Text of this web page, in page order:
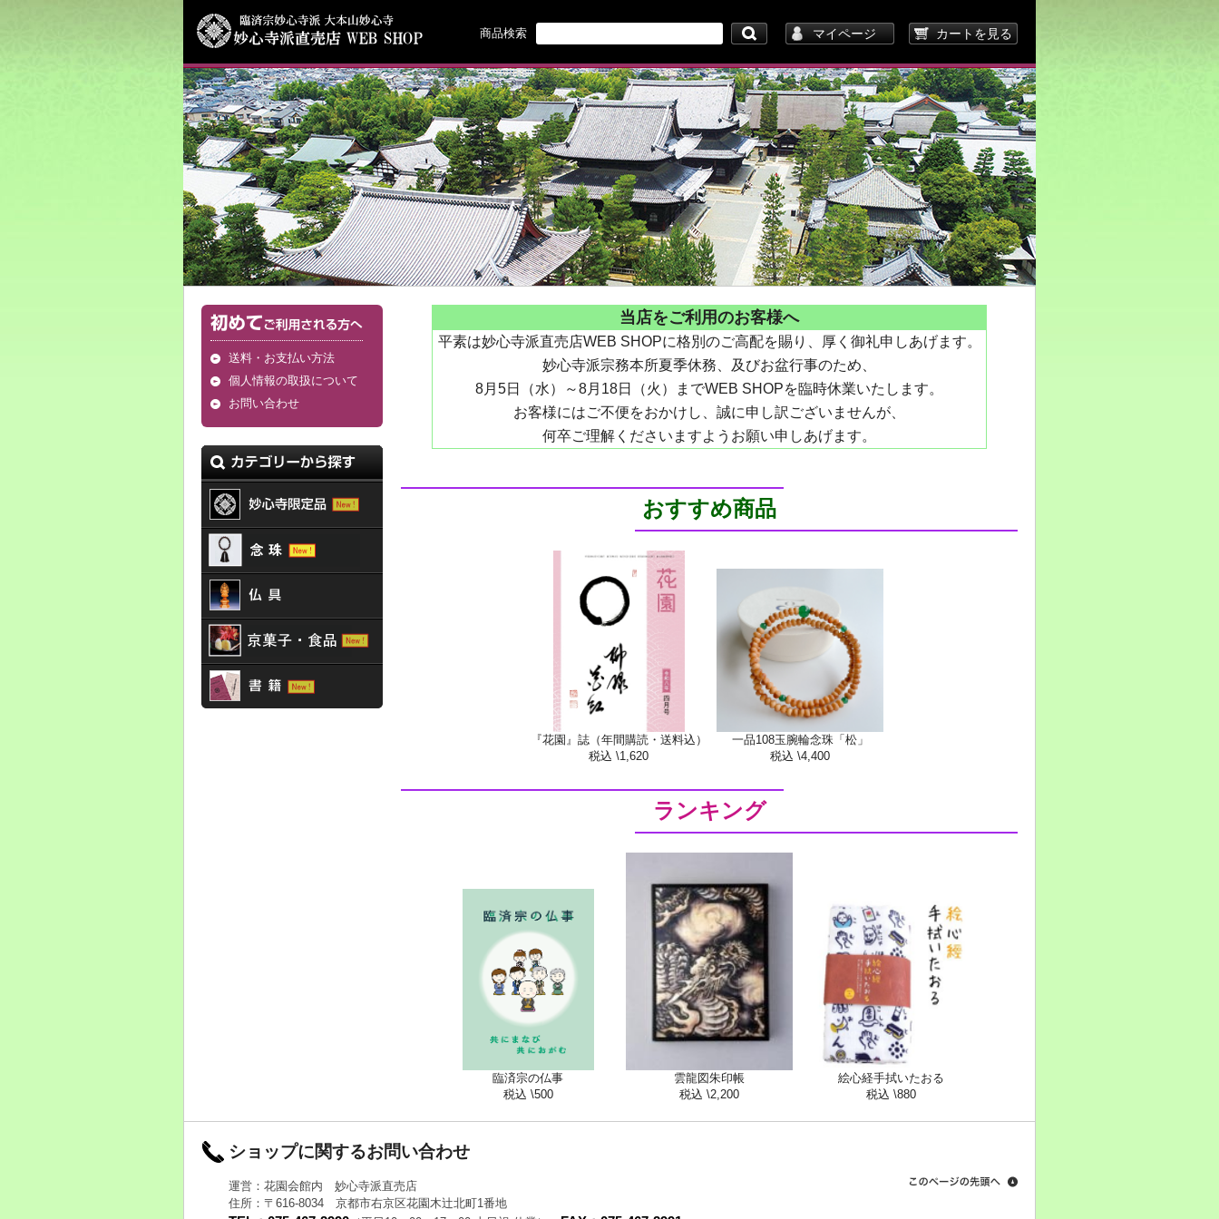
じょ 直売店
商品検索 マイページ カートを見る
念珠や御詠歌関連商品をはじめ、妙心寺オリジナル商品も充実していますので、ぜひご覧ください。
送料・お支払い方法
個人情報の取扱について
お問い合わせ
カテゴリから探す
妙心寺限定品
御詠歌用品
仏具
京菓子・食品
当店をご利用のお客様へ
平素は妙心寺派直売店WEB SHOPに格別のご高配を賜り、厚く御礼申しあげます。
妙心寺派宗務本所夏季休務、及びお盆行事のため、
8月5日（水）～8月18日（火）までWEB SHOPを臨時休業いたします。
お客様にはご不便をおかけし、誠に申し訳ございませんが、
何卒ご理解くださいますようお願い申しあげます。
おすすめ商品
『花園』誌（年間購読・送料込）
税込 \1,620
一品108玉腕輪念珠「松」
税込 \4,400
ランキング
臨済宗の仏事
税込 \500
雲龍図朱印帳
税込 \2,200
絵心経手拭いたおる
税込 \880
ショップに関するお問い合わせ
運営：花園会館内 妙心寺派直売店
住所：〒616-8034 京都市右京区花園木辻󠄀北町1番地